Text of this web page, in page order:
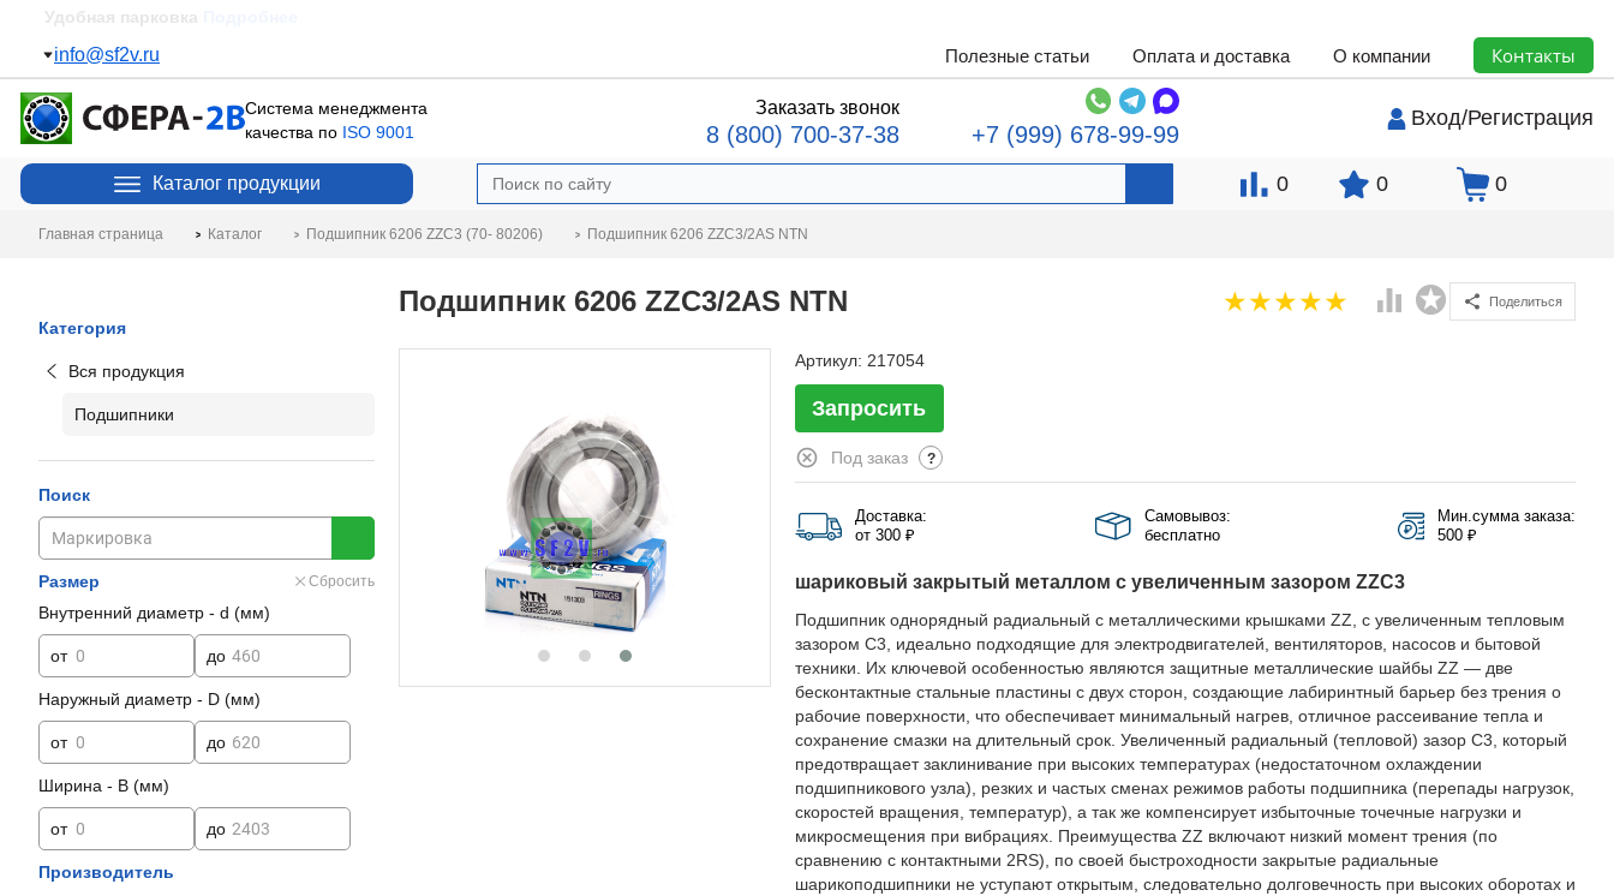
Удобная парковка
info@sf2v.ru Полезные статьи Оплата и доставка О компании Контакты
Система менеджмента
качества по ISO 9001
Заказать звонок
8 (800) 700-37-38 +7 (999) 678-99-99
Вход/Регистрация
Каталог продукции 0 0 0
Главная страница Каталог Подшипник 6206 ZZC3 (70- 80206) Подшипник 6206 ZZC3/2AS NTN
Категория
Вся продукция
Подшипники
Поиск
Размер Сбросить
Внутренний диаметр - d (мм)
от до
Наружный диаметр - D (мм)
от до
Ширина - B (мм)
от до
Производитель
Подшипник 6206 ZZC3/2AS NTN Поделиться
Артикул: 217054
Запросить
Под заказ ?
Доставка:
от 300 ₽
Самовывоз:
бесплатно
Мин.сумма заказа:
500 ₽
шариковый закрытый металлом с увеличенным зазором ZZC3
Подшипник однорядный радиальный с металлическими крышками ZZ, с увеличенным тепловым
зазором C3, идеально подходящие для электродвигателей, вентиляторов, насосов и бытовой
техники. Их ключевой особенностью являются защитные металлические шайбы ZZ — две
бесконтактные стальные пластины с двух сторон, создающие лабиринтный барьер без трения о
рабочие поверхности, что обеспечивает минимальный нагрев, отличное рассеивание тепла и
сохранение смазки на длительный срок. Увеличенный радиальный (тепловой) зазор C3, который
предотвращает заклинивание при высоких температурах (недостаточном охлаждении
подшипникового узла), резких и частых сменах режимов работы подшипника (перепады нагрузок,
скоростей вращения, температур), а так же компенсирует избыточные точечные нагрузки и
микросмещения при вибрациях. Преимущества ZZ включают низкий момент трения (по
сравнению с контактными 2RS), по своей быстроходности закрытые радиальные
шарикоподшипники не уступают открытым, следовательно долговечность при высоких оборотах и